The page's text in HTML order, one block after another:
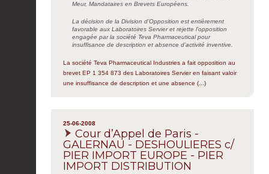
Meur, Mandataires en Brevets Européens.
La décision de la Division d’Opposition est entièrement
favorable aux Laboratoires Servier et rejette l’opposition
engagée par la société Teva Pharmaceutical pour
insuffisance de description et absence d’activité inventive.
La société Teva Pharmaceutical Industries a fait opposition au
brevet EP 1 354 873 des Laboratoires Servier en faisant valoir
une insuffisance de description et une absence (...)
25-06-2008
Cour d’Appel de Paris -
GALERNAU - DESHOULIERES c/
PIER IMPORT EUROPE - PIER
IMPORT DISTRIBUTION